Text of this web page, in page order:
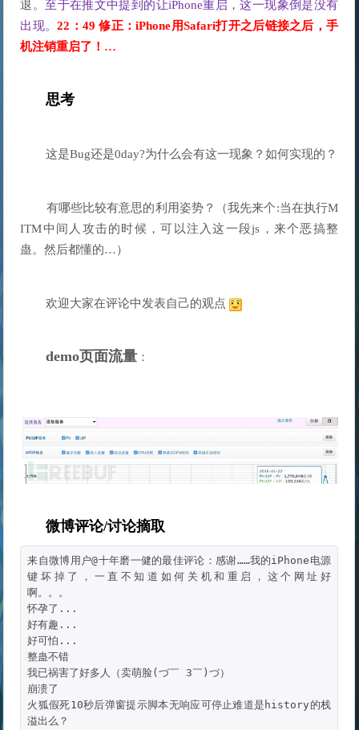
退。至于在推文中提到的让iPhone重启，这一现象倒是没有
出现。22：49 修正：iPhone用Safari打开之后链接之后，手
机注销重启了！…
思考
ITM中间人攻击的时候，可以注入这一段js，来个恶搞整
	欢迎大家在评论中发表自己的观点
demo页面流量
微博评论/讨论摘取
来自微博用户@十年磨一健的最佳评论：感谢……我的iPhone电源
键坏掉了，一直不知道如何关机和重启，这个网址好
啊。。。
怀孕了...
好有趣...
好可怕...
整蛊不错
我已祸害了好多人（卖萌脸(づ￣ 3￣)づ）
崩溃了
火狐假死10秒后弹窗提示脚本无响应可停止难道是history的栈
溢出么？